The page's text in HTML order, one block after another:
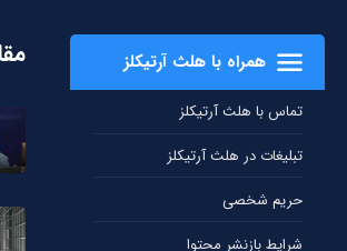
همراه با هلث آرتیکلز
تماس با هلث آرتیکلز
تبلیغات در هلث آرتیکلز
حریم شخصی
شرایط بازنشر محتوا